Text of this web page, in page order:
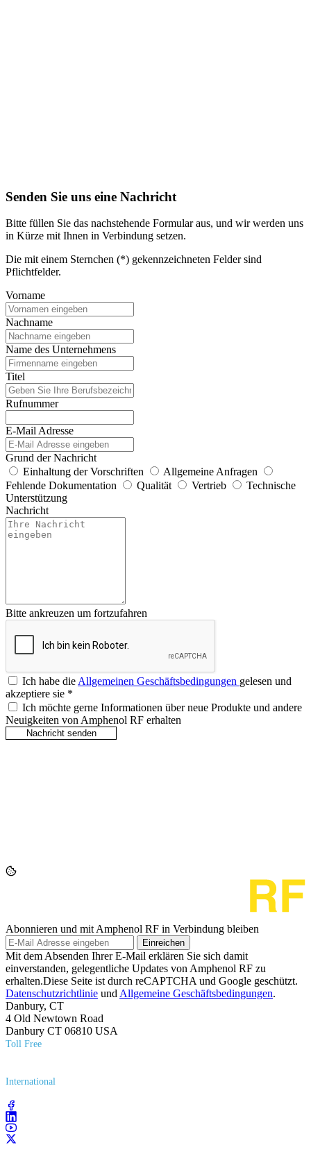
Senden Sie uns eine Nachricht
Bitte füllen Sie das nachstehende Formular aus, und wir werden uns
in Kürze mit Ihnen in Verbindung setzen.
Die mit einem Sternchen (*) gekennzeichneten Felder sind
Pflichtfelder.
Vorname
Nachname
Name des Unternehmens
Titel
Rufnummer
E-Mail Adresse
Grund der Nachricht
Einhaltung der Vorschriften
Allgemeine Anfragen
Fehlende Dokumentation
Qualität Vertrieb
Technische
Unterstützung
Nachricht
Bitte ankreuzen um fortzufahren
Ich habe die Allgemeinen Geschäftsbedingungen gelesen und
akzeptiere sie *
Ich möchte gerne Informationen über neue Produkte und andere
Neuigkeiten von Amphenol RF erhalten
Abonnieren und mit Amphenol RF in Verbindung bleiben
Einreichen
Mit dem Absenden Ihrer E-Mail erklären Sie sich damit
einverstanden, gelegentliche Updates von Amphenol RF zu
erhalten.Diese Seite ist durch reCAPTCHA und Google geschützt.
Datenschutzrichtlinie und Allgemeine Geschäftsbedingungen.
Danbury, CT
4 Old Newtown Road
Danbury CT 06810 USA
Toll Free
International